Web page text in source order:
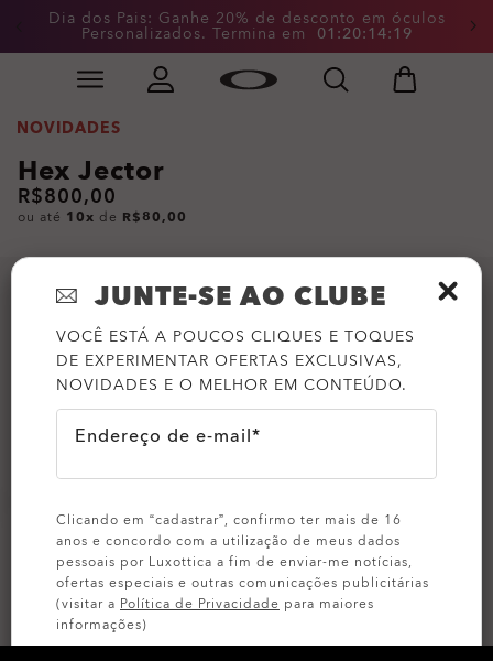
Skip to
content
Dia dos Pais: Ganhe 20% de desconto em óculos
Personalizados. Termina em 01 :20:1 4:1 9
Slide 2 of 4. Dia dos Pais: Ganhe 20% de desconto
NOVIDADES
Hex Jector
R$800,00
ou até 10x de R$80,00
JUNTE-SE AO CLUBE
VOCÊ ESTÁ A POUCOS CLIQUES E TOQUES
DE EXPERIMENTAR OFERTAS EXCLUSIVAS,
NOVIDADES E O MELHOR EM CONTEÚDO.
Endereço de e-mail*
Clicando em “cadastrar”, confirmo ter mais de 16
anos e concordo com a utilização de meus dados
pessoais por Luxottica a fim de enviar-me notícias,
ofertas especiais e outras comunicações publicitárias
(visitar a Política de Privacidade para maiores
informações)